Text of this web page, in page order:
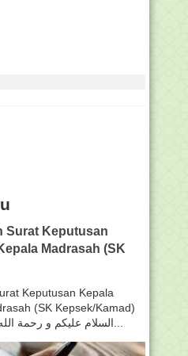
Surat Keputusan
Madrasah (SK
Keputusan Kepala
(SK Kepsek/Kamad)